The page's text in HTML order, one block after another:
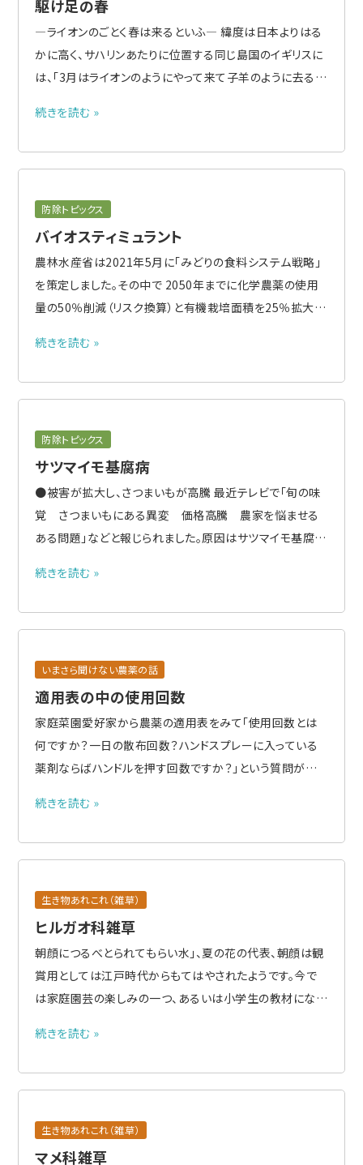
駆け足の春
―ライオンのごとく春は来るといふ― 緯度は日本よりはる
かに高く、サハリンあたりに位置する同じ島国のイギリスに
は、「3月はライオンのようにやって来て子羊のように去る」
れ間が出るなど激しく目まぐるしく天候が変わることを言
じように..
続きを読む »
防除トピックス
バイオスティミュラント
農林水産省は2021年5月に「みどりの食料システム戦略」
を策定しました。その中で 2050年までに化学農薬の使用
量の50％削減（リスク換算）と有機栽培面積を25％拡大す
技術の開発の防除資材としてバイオスティミュラントの利
スティミ..
続きを読む »
防除トピックス
サツマイモ基腐病
●被害が拡大し、さつまいもが高騰 最近テレビで「旬の味
覚 さつまいもにある異変 価格高騰 農家を悩ませる
ある問題」などと報じられました。原因はサツマイモ基腐病
だったことで多くのところでイモの腐れが発生し不作にな
縄県で初めて..
続きを読む »
いまさら聞けない農薬の話
適用表の中の使用回数
家庭菜園愛好家から農薬の適用表をみて「使用回数とは
何ですか？一日の散布回数？ハンドスプレーに入っている
薬剤ならばハンドルを押す回数ですか？」という質問があり
シーズンに散布できる回数の合計であることを説明はしま
ん。 作物残留基..
続きを読む »
生き物あれこれ（雑草）
ヒルガオ科雑草
朝顔につるべとられてもらい水」、夏の花の代表、朝顔は観
賞用としては江戸時代からもてはやされたようです。今で
は家庭園芸の楽しみの一つ、あるいは小学生の教材になっ
から抜け出して雑草化したもの、帰化雑 草様々です。観賞
ルバルコ..
続きを読む »
生き物あれこれ（雑草）
マメ科雑草